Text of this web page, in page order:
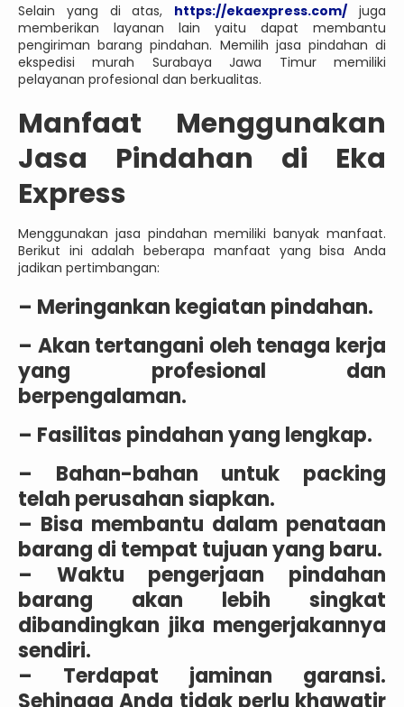
Selain yang di atas, https://ekaexpress.com/ juga
memberikan layanan lain yaitu dapat membantu
pengiriman barang pindahan. Memilih jasa pindahan di
ekspedisi murah Surabaya Jawa Timur memiliki
pelayanan profesional dan berkualitas.
Manfaat Menggunakan
Jasa Pindahan di Eka
Express
Menggunakan jasa pindahan memiliki banyak manfaat.
Berikut ini adalah beberapa manfaat yang bisa Anda
jadikan pertimbangan:
– Meringankan kegiatan pindahan.
– Akan tertangani oleh tenaga kerja
yang profesional dan
berpengalaman.
– Fasilitas pindahan yang lengkap.
– Bahan-bahan untuk packing
telah perusahan siapkan.
– Bisa membantu dalam penataan
barang di tempat tujuan yang baru.
– Waktu pengerjaan pindahan
barang akan lebih singkat
dibandingkan jika mengerjakannya
sendiri.
– Terdapat jaminan garansi.
Sehingga Anda tidak perlu khawatir